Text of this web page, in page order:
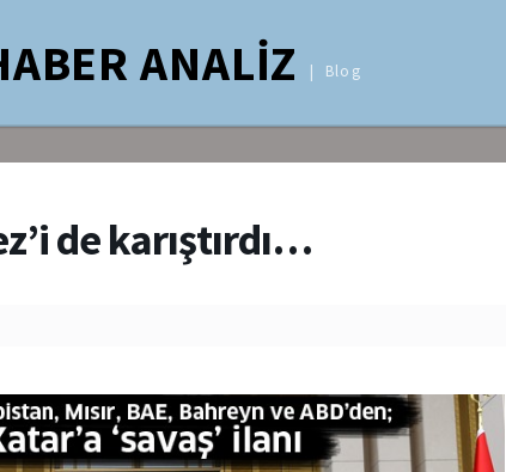
ANALİZ Blog
de karıştırdı…